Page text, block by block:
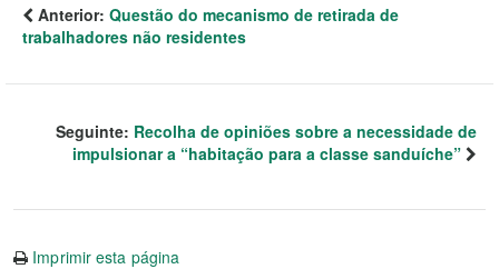
Anterior: Questão do mecanismo de retirada de
trabalhadores não residentes
Seguinte: Recolha de opiniões sobre a necessidade de
impulsionar a “habitação para a classe sanduíche”
Imprimir esta página